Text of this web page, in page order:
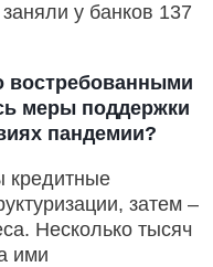
у банков 137
востребованными
меры поддержки
пандемии?
кредитные
затем –
Несколько тысяч
ими